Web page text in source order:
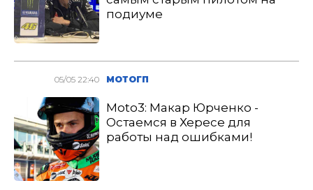
подиуме
05/05 22:40 МОТОГП
Moto3: Макар Юрченко -
Остаемся в Хересе для
работы над ошибками!